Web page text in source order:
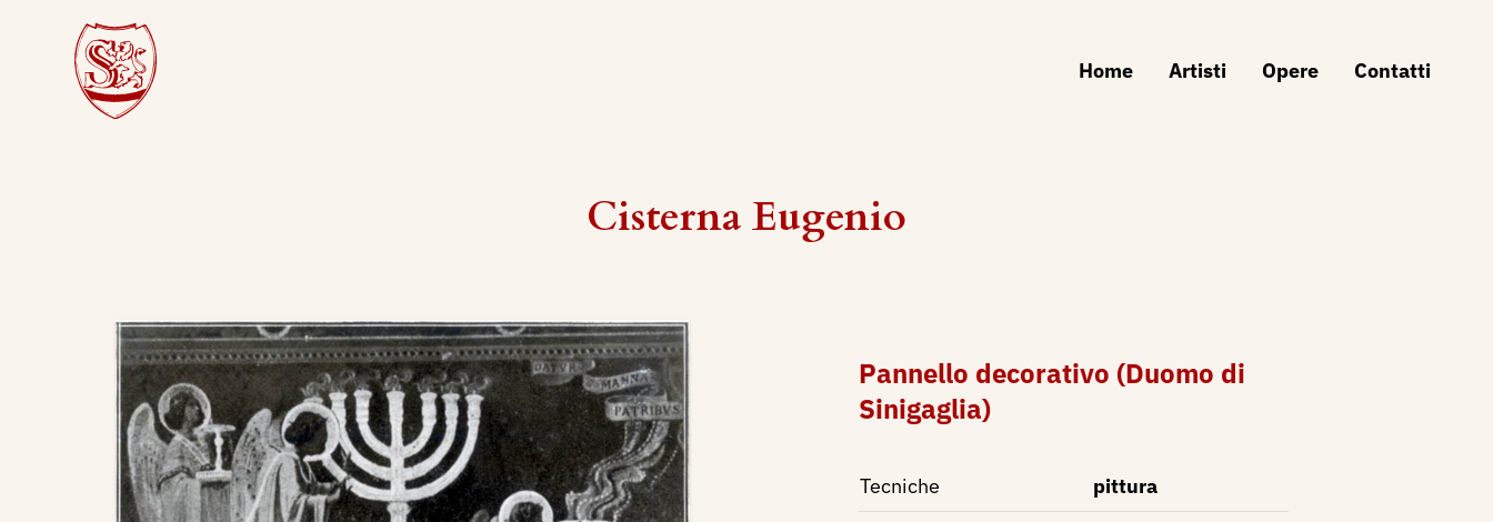
Home Artisti Opere Contatti
Cisterna Eugenio
Pannello decorativo (Duomo di
Sinigaglia)
Tecniche
pittura